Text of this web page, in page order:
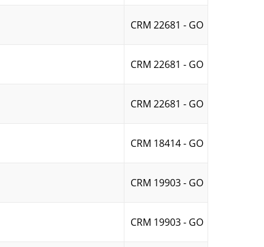
CRM 22681 - GO
CRM 22681 - GO
CRM 22681 - GO
CRM 18414 - GO
CRM 19903 - GO
CRM 19903 - GO